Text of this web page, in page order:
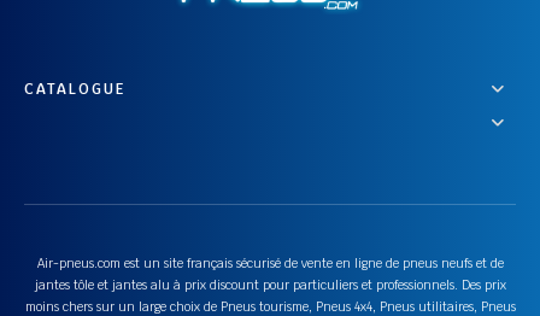
CATALOGUE
Air-pneus.com est un site français sécurisé de vente en ligne de pneus neufs et de
jantes tôle et jantes alu à prix discount pour particuliers et professionnels. Des prix
moins chers sur un large choix de Pneus tourisme, Pneus 4x4, Pneus utilitaires, Pneus